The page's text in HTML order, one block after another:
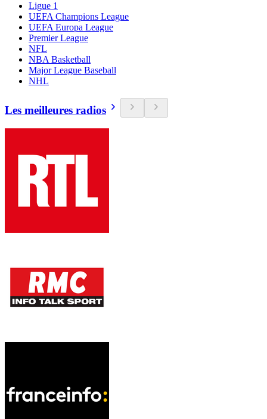
Ligue 1
UEFA Champions League
UEFA Europa League
Premier League
NFL
NBA Basketball
Major League Baseball
NHL
Les meilleures radios